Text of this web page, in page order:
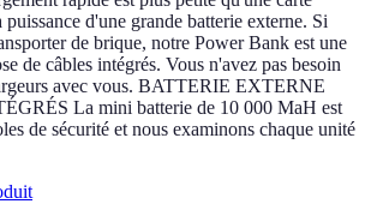
d'une grande batterie externe. Si
de brique, notre Power Bank est une
de câbles intégrés. Vous n'avez pas besoin
avec vous. BATTERIE EXTERNE
La mini batterie de 10 000 MaH est
de sécurité et nous examinons chaque unité